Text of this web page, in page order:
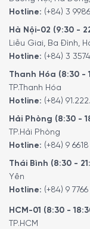
Hiệu suất tối
Dù quý khách
bếp nhỏ khép kín,
đều có thể hoàn
lại hiệu suất quạt
được trong lành,
lần mỗi giờ. Để
Bộ lọc dầu mỡ
chúng nên được
bát khoảng một
Hotline: (+84) 3
Hà Nội-02 (9:30 -
Liễu Giai, Ba Đình,
Hotline: (+84) 3
Thanh Hóa (8:30 -
TP.Thanh Hóa
Hotline: (+84)
Hải Phòng (8:30 -
TP.Hải Phòng
Hotline: (+84) 9
Thái Bình (8:30 -
Yên
Hotline: (+84) 9
HCM-01 (8:30 -
TP.HCM